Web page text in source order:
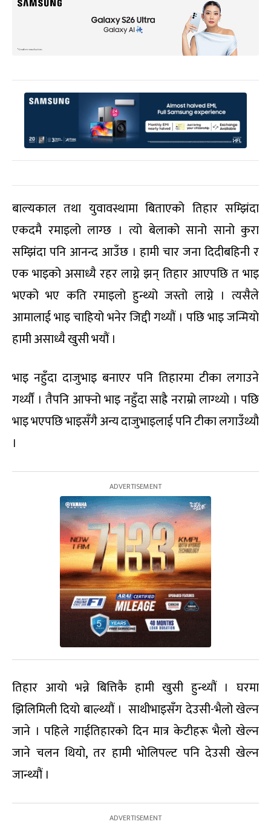
बाल्यकाल तथा युवावस्थामा बिताएको तिहार सम्झिंदा
एकदमै रमाइलो लाग्छ । त्यो बेलाको सानो सानो कुरा
सम्झिंदा पनि आनन्द आउँछ । हामी चार जना दिदीबहिनी र
एक भाइको असाध्यै रहर लाग्ने झन् तिहार आएपछि त भाइ
भएको भए कति रमाइलो हुन्थ्यो जस्तो लाग्ने । त्यसैले
आमालाई भाइ चाहियो भनेर जिद्दी गथ्यौं । पछि भाइ जन्मियो
हामी असाध्यै खुसी भयौं ।
भाइ नहुँदा दाजुभाइ बनाएर पनि तिहारमा टीका लगाउने
गर्थ्यौं । तैपनि आफ्नो भाइ नहुँदा साह्रै नराम्रो लाग्थ्यो । पछि
भाइ भएपछि भाइसँगै अन्य दाजुभाइलाई पनि टीका लगाउँथ्यौ
।
तिहार आयो भन्ने बित्तिकै हामी खुसी हुन्थ्यौं । घरमा
झिलिमिली दियो बाल्थ्यौं । साथीभाइसँग देउसी-भैलो खेल्न
जाने । पहिले गाईतिहारको दिन मात्र केटीहरू भैलो खेल्न
जाने चलन थियो, तर हामी भोलिपल्ट पनि देउसी खेल्न
जान्थ्यौं ।